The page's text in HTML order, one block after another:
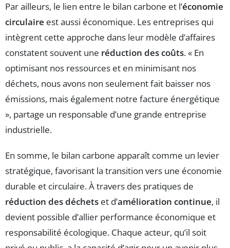
Par ailleurs, le lien entre le bilan carbone et l’économie
circulaire est aussi économique. Les entreprises qui
intègrent cette approche dans leur modèle d’affaires
constatent souvent une réduction des coûts. « En
optimisant nos ressources et en minimisant nos
déchets, nous avons non seulement fait baisser nos
émissions, mais également notre facture énergétique
», partage un responsable d’une grande entreprise
industrielle.
En somme, le bilan carbone apparaît comme un levier
stratégique, favorisant la transition vers une économie
durable et circulaire. À travers des pratiques de
réduction des déchets et d’amélioration continue, il
devient possible d’allier performance économique et
responsabilité écologique. Chaque acteur, qu’il soit